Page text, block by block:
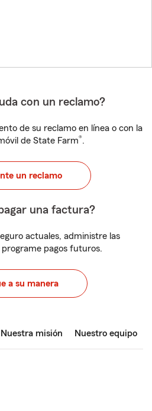
con un reclamo?
de su reclamo en línea o con la
de State Farm®.
un reclamo
una factura?
actuales, administre las
pagos futuros.
a su manera
Nuestra misión Nuestro equipo